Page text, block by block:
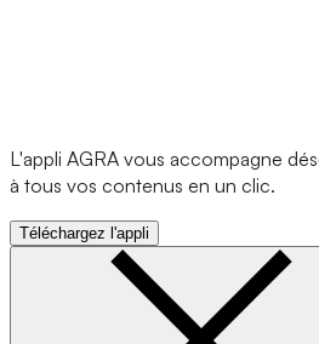
L'appli AGRA vous accompagne
à tous vos contenus en un clic.
Téléchargez l'appli